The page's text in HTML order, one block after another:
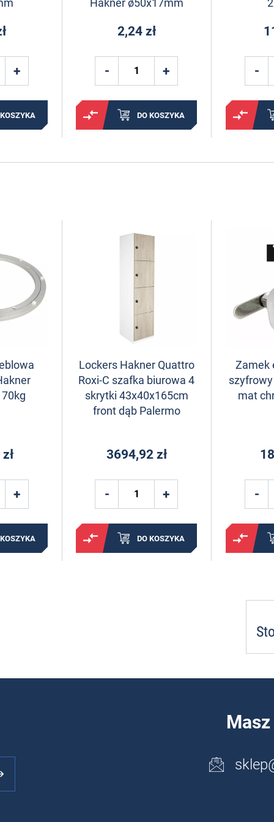
Hakner ø50x17mm
2,24 zł
DO KOSZYKA
Lockers Hakner Quattro
Roxi-C szafka biurowa 4
skrytki 43x40x165cm
front dąb Palermo
3694,92 zł
DO KOSZYKA
Zamek
mat